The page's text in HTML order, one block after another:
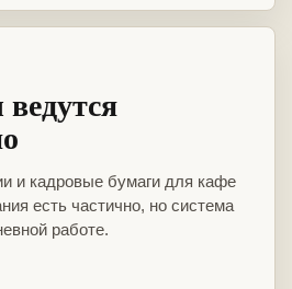
и кадровые бумаги для кафе
есть частично, но система
работе.